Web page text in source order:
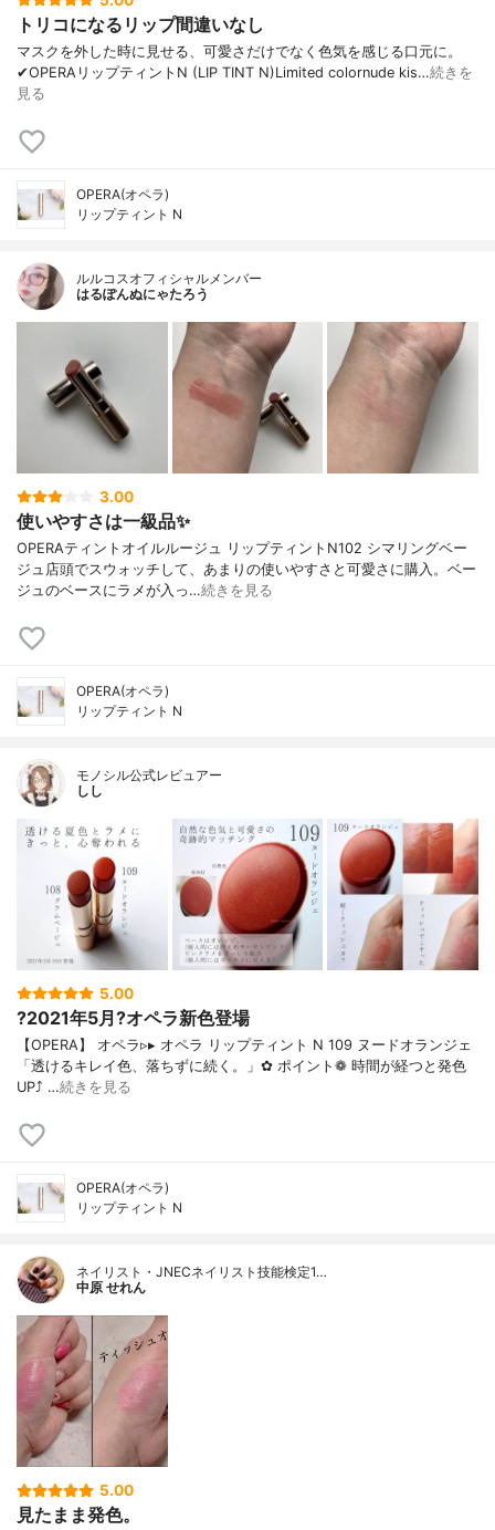
トリコになるリップ間違いなし
マスクを外した時に見せる、可愛さだけでなく色気を感じる口元に。
✔︎OPERAリップティントN (LIP TINT N)Limited colornude kis…続きを
見る
OPERA(オペラ)
リップティント N
ルルコスオフィシャルメンバー
はるぽんぬにゃたろう
3.00
使いやすさは一級品✨
OPERAティントオイルルージュ リップティントN102 シマリングベー
ジュ店頭でスウォッチして、あまりの使いやすさと可愛さに購入。ベー
ジュのベースにラメが入っ…続きを見る
OPERA(オペラ)
リップティント N
モノシル公式レビュアー
しし
5.00
?2021年5月?オペラ新色登場
【OPERA】 オペラ▹▸ オペラ リップティント N 109 ヌードオランジェ
「透けるキレイ色、落ちずに続く。」✿ ポイント❁︎ 時間が経つと発色
UP⤴ …続きを見る
OPERA(オペラ)
リップティント N
ネイリスト・JNECネイリスト技能検定1…
中原 せれん
5.00
見たまま発色。